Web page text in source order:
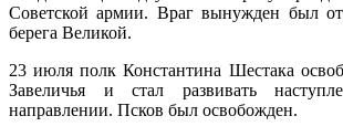
Советской армии. Враг вынужден был
берега Великой.
23 июля полк Константина Шестака
Завеличья и стал развивать
направлении. Псков был освобожден.